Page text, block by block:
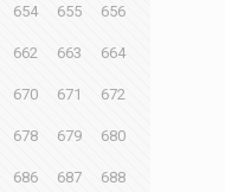
654 655 656
662 663 664
670 671 672
678 679 680
686 687 688